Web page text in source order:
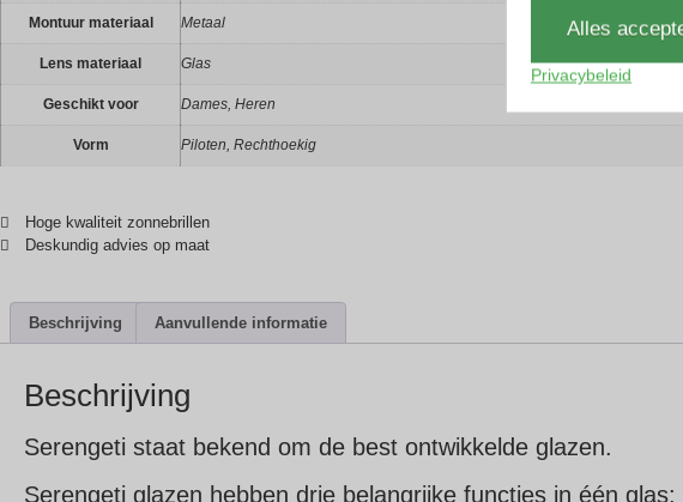
Montuur materiaal Metaal
Lens materiaal Glas
Geschikt voor Dames, Heren
Vorm Piloten, Rechthoekig
Hoge kwaliteit zonnebrillen
Deskundig advies op maat
Beschrijving Aanvullende informatie
Beschrijving
Serengeti staat bekend om de best ontwikkelde glazen.
Serengeti glazen hebben drie belangrijke functies in één glas:
Alles
Privacybeleid